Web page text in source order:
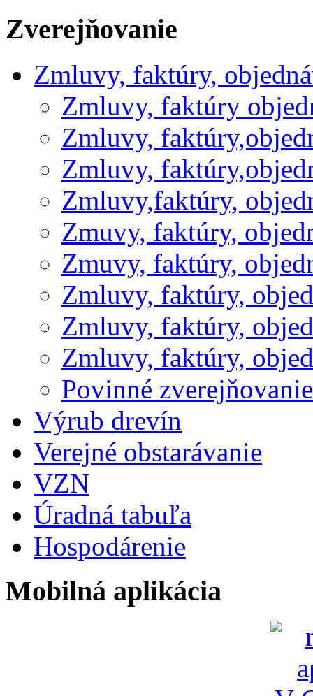
Zverejňovanie
Zmluvy, faktúry,
Zmluvy, faktúry
Zmluvy,
Zmluvy,
Zmluvy,faktúry,
Zmuvy, faktúry,
Zmuvy, faktúry,
Zmluvy, faktúry,
Zmluvy, faktúry,
Zmluvy, faktúry,
Povinné
Výrub drevín
Verejné obstarávanie
VZN
Úradná tabuľa
Hospodárenie
Mobilná aplikácia